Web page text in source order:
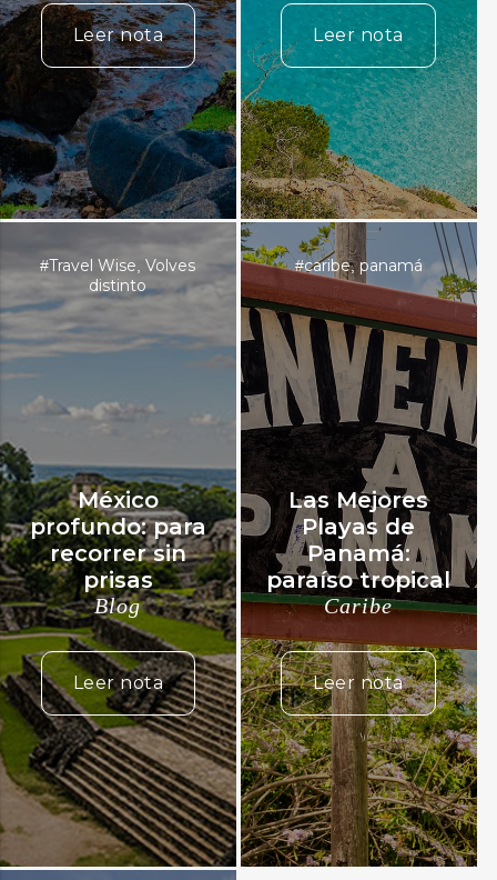
Leer nota Leer nota
#Travel Wise,Volves
distinto
México
profundo: para
recorrer sin
prisas
Blog
Leer nota
#caribe,panamá
Las Mejores
Playas de
Panamá:
paraíso tropical
Caribe
Leer nota